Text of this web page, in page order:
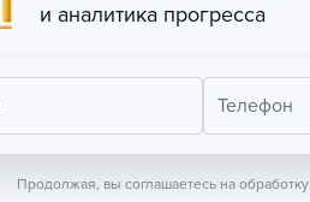
и аналитика прогресса
Телефон
Продолжая, вы соглашаетесь на